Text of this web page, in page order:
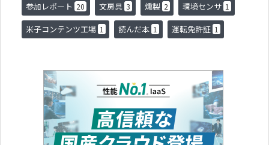
参加レポート 20 文房具 3 燻製 2 環境センサ 1
米子コンテンツ工場 1 読んだ本 1 運転免許証 1